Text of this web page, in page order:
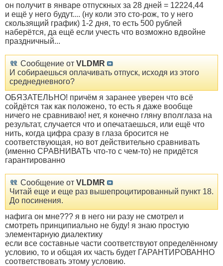
он получит в январе отпускных за 28 дней = 12224,44
и ещё у него будут.... (ну коли это сто-рож, то у него
скользящий график) 1-2 дня, то есть 500 рублей
наберётся, да ещё если учесть что возможно вдвойне
праздничный...
Сообщение от VLDMR
И собираешься оплачивать отпуск, исходя из этого
среднедневного?
ОБЯЗАТЕЛЬНО! причём я заранее уверен что всё
сойдётся так как положено, то есть я даже вообще
ничего не сравниваю! нет, я конечно гляну вполглаза на
результат, случается что и опечатаешься, или ещё что
нить, когда цифра сразу в глаза бросится не
соответствующая, но вот действительно сравнивать
(именно СРАВНИВАТЬ что-то с чем-то) не придётся
гарантированно
Сообщение от VLDMR
Читай еще и еще раз вышепроцитированный пункт 18.
До посинения.
нафига он мне??? я в него ни разу не смотрел и
смотреть принципиально не буду! я знаю простую
элементарную диалектику
если все составные части соответствуют определённому
условию, то и общая их часть будет ГАРАНТИРОВАННО
соответствовать этому условию.